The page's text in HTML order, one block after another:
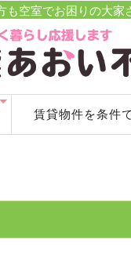
空室でお困りの大家
賃貸物件を条件